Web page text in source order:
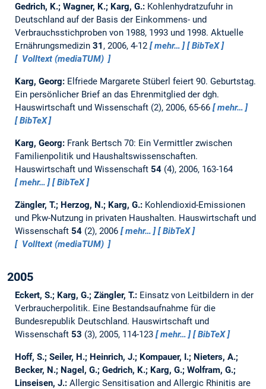
Gedrich, K.; Wagner, K.; Karg, G.: Kohlenhydratzufuhr in
Deutschland auf der Basis der Einkommens- und
Verbrauchsstichproben von 1988, 1993 und 1998. Aktuelle
Ernährungsmedizin 31 , 2006, 4-12 mehr…
BibTeX
Volltext (mediaTUM)
Karg, Georg: Elfriede Margarete Stüberl feiert 90. Geburtstag.
Ein persönlicher Brief an das Ehrenmitglied der dgh.
Hauswirtschaft und Wissenschaft (2), 2006, 65-66
mehr…
BibTeX
Karg, Georg: Frank Bertsch 70: Ein Vermittler zwischen
Familienpolitik und Haushaltswissenschaften.
Hauswirtschaft und Wissenschaft 54(4), 2006, 163-164
mehr…
BibTeX
Zängler, T.; Herzog, N.; Karg, G.: Kohlendioxid-Emissionen
und Pkw-Nutzung in privaten Haushalten. Hauswirtschaft und
Wissenschaft 54(2), 2006 mehr…
BibTeX
Volltext (mediaTUM)
2005
Eckert, S.; Karg, G.; Zängler, T.: Einsatz von Leitbildern in der
Verbraucherpolitik. Eine Bestandsaufnahme für die
Bundesrepublik Deutschland. Hauswirtschaft und
Wissenschaft 53 (3), 2005, 114-123 mehr… BibTeX
Hoff, S.; Seiler, H.; Heinrich, J.; Kompauer, I.; Nieters, A.;
Becker, N.; Nagel, G.; Gedrich, K.; Karg, G.; Wolfram, G.;
Linseisen, J.: Allergic Sensitisation and Allergic Rhinitis are